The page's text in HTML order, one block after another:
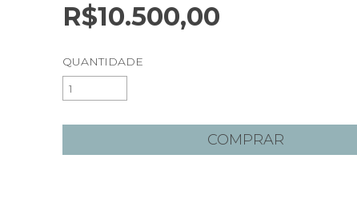
R$10.500,00
QUANTIDADE